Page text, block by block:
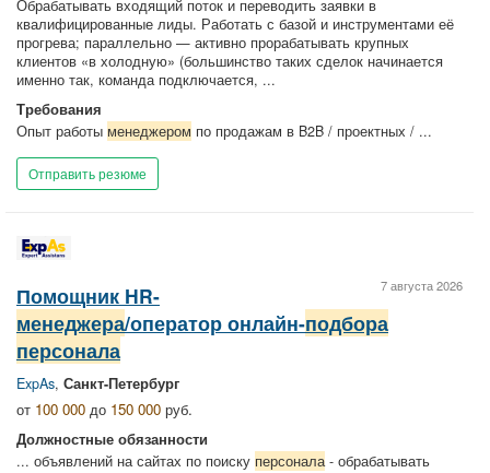
Обрабатывать входящий поток и переводить заявки в
квалифицированные лиды. Работать с базой и инструментами её
прогрева; параллельно — активно прорабатывать крупных
клиентов «в холодную» (большинство таких сделок начинается
именно так, команда подключается, ...
Требования
Опыт работы менеджером по продажам в B2B / проектных / ...
Отправить резюме
7 августа 2026
Помощник HR-
менеджера/оператор онлайн-подбора
персонала
ExpAs, Санкт-Петербург
от 100 000 до 150 000 руб.
Должностные обязанности
... объявлений на сайтах по поиску персонала- обрабатывать